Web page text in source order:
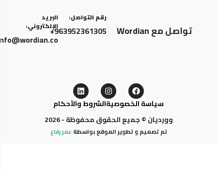
تواصل مع Wordian
رقم التواصل:
963952361305+
البريد
الإلكتروني:
info@wordian.co
سياسة الخصوصيةالشروط والأحكام
وورديان © جميع الحقوق محفوظة - 2026
تم تصميم و تطوير الموقع بواسطة عمر رفاع